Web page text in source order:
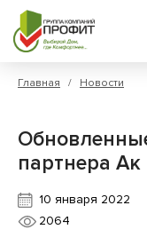
Главная / Новости
партнера Ак
10 января 2022
2064